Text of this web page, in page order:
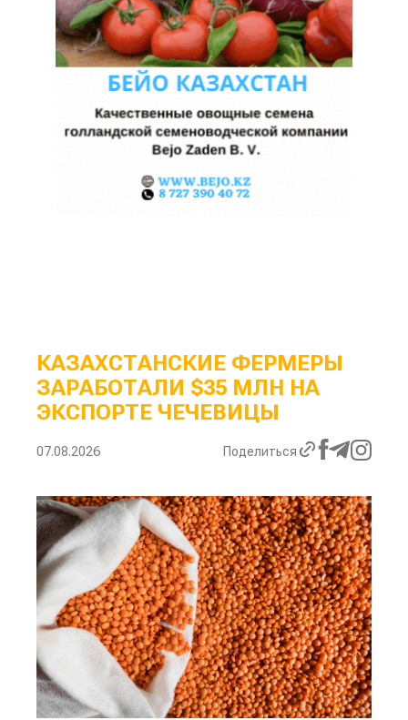
КАЗАХСТАНСКИЕ ФЕРМЕРЫ
ЗАРАБОТАЛИ $35 МЛН НА
ЭКСПОРТЕ ЧЕЧЕВИЦЫ
07.08.2026 Поделиться